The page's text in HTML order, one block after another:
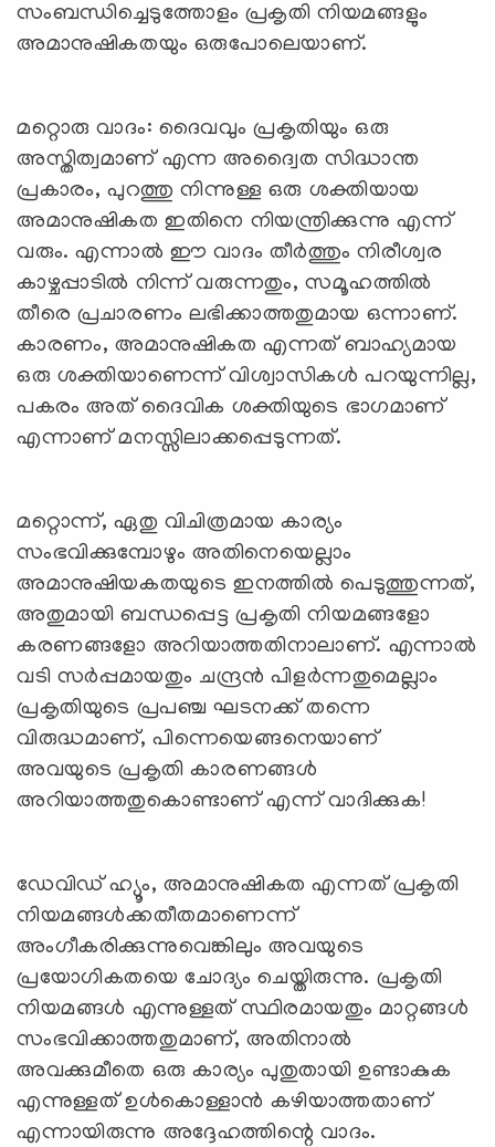
സംബന്ധിച്ചെടുത്തോളം പ്രകൃതി നിയമങ്ങളും
അമാനുഷികതയും ഒരുപോലെയാണ്.
മറ്റൊരു വാദം: ദൈവവും പ്രകൃതിയും ഒരു
അസ്തിത്വമാണ് എന്ന അദ്വൈത സിദ്ധാന്ത
പ്രകാരം, പുറത്തു നിന്നുള്ള ഒരു ശക്തിയായ
അമാനുഷികത ഇതിനെ നിയന്ത്രിക്കുന്നു എന്ന്
വരും. എന്നാൽ ഈ വാദം തീർത്തും നിരീശ്വര
കാഴ്ചപ്പാടിൽ നിന്ന് വരുന്നതും, സമൂഹത്തിൽ
തീരെ പ്രചാരണം ലഭിക്കാത്തതുമായ ഒന്നാണ്.
കാരണം, അമാനുഷികത എന്നത് ബാഹ്യമായ
ഒരു ശക്തിയാണെന്ന് വിശ്വാസികൾ പറയുന്നില്ല,
പകരം അത് ദൈവിക ശക്തിയുടെ ഭാഗമാണ്
എന്നാണ് മനസ്സിലാക്കപ്പെടുന്നത്.
മറ്റൊന്ന്, ഏതു വിചിത്രമായ കാര്യം
സംഭവിക്കുമ്പോഴും അതിനെയെല്ലാം
അമാനുഷിയകതയുടെ ഇനത്തിൽ പെടുത്തുന്നത്,
അതുമായി ബന്ധപ്പെട്ട പ്രകൃതി നിയമങ്ങളോ
കരണങ്ങളോ അറിയാത്തതിനാലാണ്. എന്നാൽ
വടി സർപ്പമായതും ചന്ദ്രൻ പിളർന്നതുമെല്ലാം
പ്രകൃതിയുടെ പ്രപഞ്ച ഘടനക്ക് തന്നെ
വിരുദ്ധമാണ്, പിന്നെയെങ്ങനെയാണ്
അവയുടെ പ്രകൃതി കാരണങ്ങൾ
അറിയാത്തതുകൊണ്ടാണ് എന്ന് വാദിക്കുക!
ഡേവിഡ് ഹ്യൂം, അമാനുഷികത എന്നത് പ്രകൃതി
നിയമങ്ങൾക്കതീതമാണെന്ന്
അംഗീകരിക്കുന്നുവെങ്കിലും അവയുടെ
പ്രയോഗികതയെ ചോദ്യം ചെയ്തിരുന്നു. പ്രകൃതി
നിയമങ്ങൾ എന്നുള്ളത് സ്ഥിരമായതും മാറ്റങ്ങൾ
സംഭവിക്കാത്തതുമാണ്, അതിനാൽ
അവക്കുമീതെ ഒരു കാര്യം പുതുതായി ഉണ്ടാകുക
എന്നുള്ളത് ഉൾകൊള്ളാൻ കഴിയാത്തതാണ്
എന്നായിരുന്നു അദ്ദേഹത്തിന്റെ വാദം.